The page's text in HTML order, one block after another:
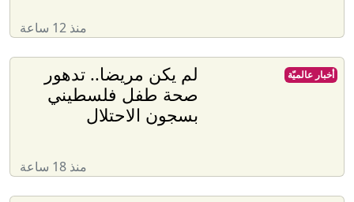
منذ 12 ساعة
لم يكن مريضا.. تدهور
صحة طفل فلسطيني
بسجون الاحتلال
منذ 18 ساعة
أخبار عالميّة